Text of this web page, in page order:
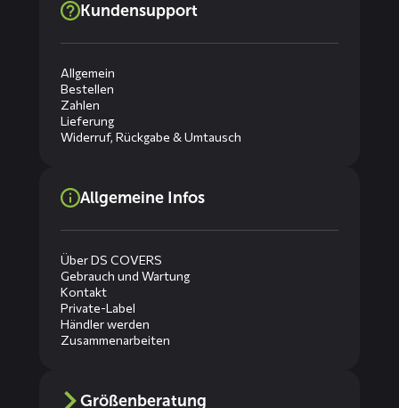
Kundensupport
Allgemein
Bestellen
Zahlen
Lieferung
Widerruf, Rückgabe & Umtausch
Allgemeine Infos
Über DS COVERS
Gebrauch und Wartung
Kontakt
Private-Label
Händler werden
Zusammenarbeiten
Größenberatung